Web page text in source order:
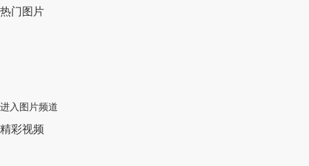
热门图片
进入图片频道
精彩视频